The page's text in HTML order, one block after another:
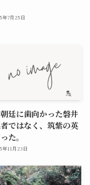
年7月25日
廷に歯向かった磐井
ではなく、筑紫の英
た。
年11月23日